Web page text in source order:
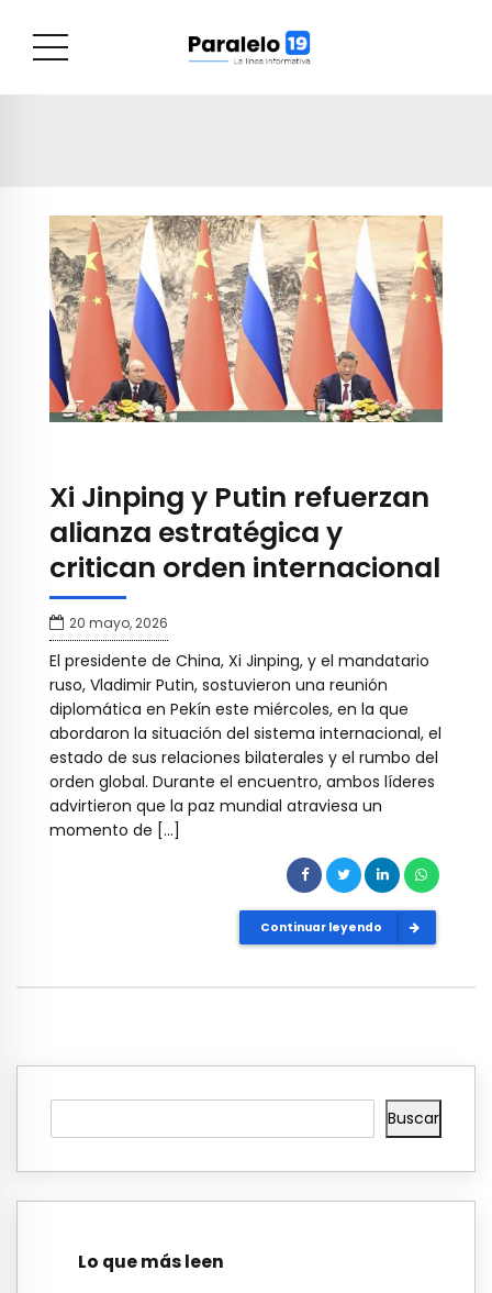
Xi Jinping y Putin refuerzan
alianza estratégica y
critican orden internacional
20 mayo, 2026
El presidente de China, Xi Jinping, y el mandatario
ruso, Vladimir Putin, sostuvieron una reunión
diplomática en Pekín este miércoles, en la que
abordaron la situación del sistema internacional, el
estado de sus relaciones bilaterales y el rumbo del
orden global. Durante el encuentro, ambos líderes
advirtieron que la paz mundial atraviesa un
momento de […]
Continuar leyendo
Buscar
Lo que más leen